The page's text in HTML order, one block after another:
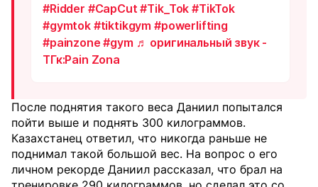
#Ridder #CapCut #Tik_Tok #TikTok
#gymtok #tiktikgym #powerlifting
#painzone #gym ♬ оригинальный звук -
ТГк:Pain Zona
После поднятия такого веса Даниил попытался
пойти выше и поднять 300 килограммов.
Казахстанец ответил, что никогда раньше не
поднимал такой большой вес. На вопрос о его
личном рекорде Даниил рассказал, что брал на